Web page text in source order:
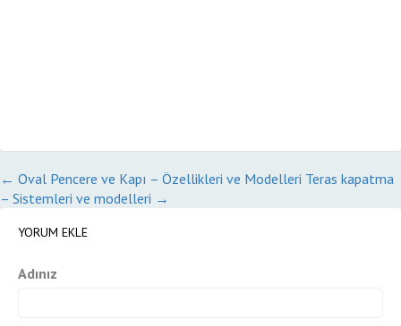
← Oval Pencere ve Kapı – Özellikleri ve Modelleri Teras kapatma
– Sistemleri ve modelleri →
YORUM EKLE
Adınız